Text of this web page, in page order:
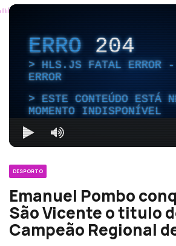
ERRO204
HLS.JS FATAL ERROR -
ERROR
ESTE CONTEÚDO ESTÁ
MOMENTO INDISPONÍVEL
DESPORTO
Emanuel Pombo
São Vicente o titulo
Campeão Regional